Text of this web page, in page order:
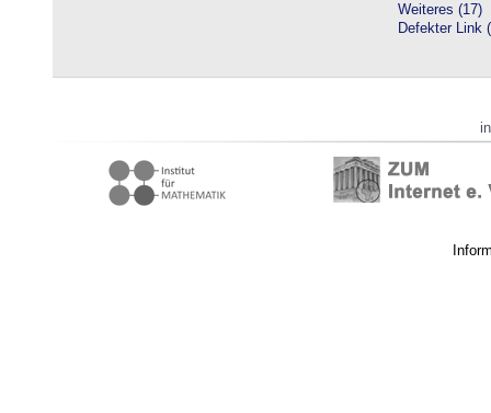
Weiteres (17)
Defekter Link